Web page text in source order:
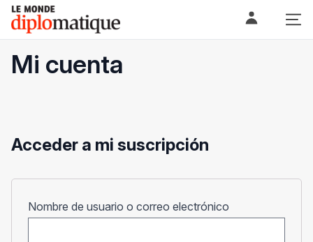
Skip
content
Le monde diplomatique
Mi cuenta
Acceder a mi suscripción
Nombre de usuario o correo electrónico